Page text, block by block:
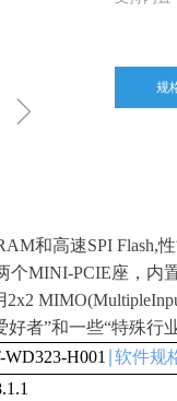
ꁇ
和高速SPI Flash,
个MINI-PCIE座，
者”和一些“特殊行
WD323-H001
∣软件规
规